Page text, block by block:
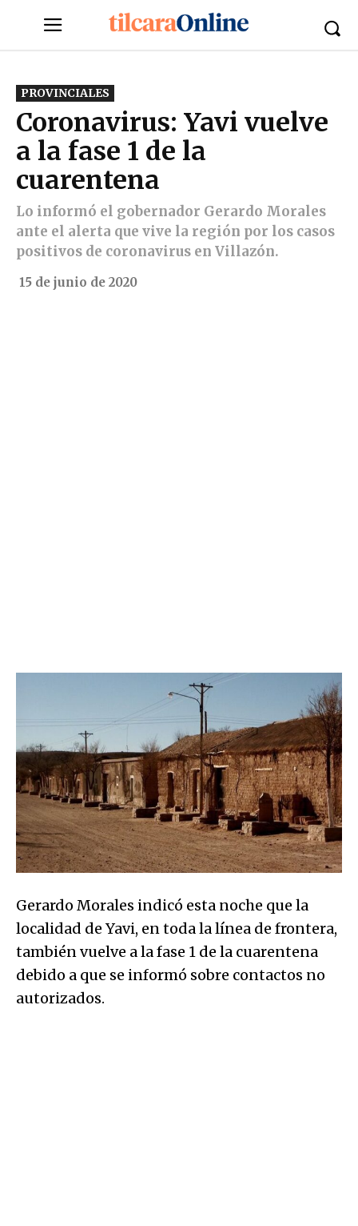
PROVINCIALES
Coronavirus: Yavi vuelve
a la fase 1 de la
cuarentena
Lo informó el gobernador Gerardo Morales
ante el alerta que vive la región por los casos
positivos de coronavirus en Villazón.
15 de junio de 2020
Gerardo Morales indicó esta noche que la
localidad de Yavi, en toda la línea de frontera,
también vuelve a la fase 1 de la cuarentena
debido a que se informó sobre contactos no
autorizados.